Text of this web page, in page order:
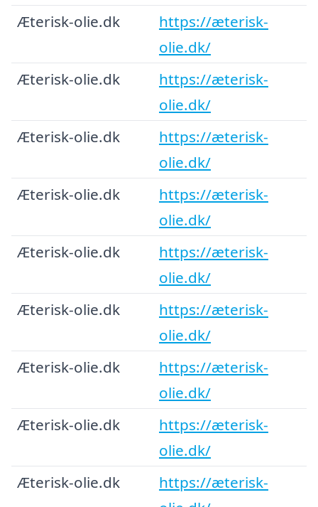
Æterisk-olie.dk
https://æterisk-
olie.dk/
Æterisk-olie.dk
https://æterisk-
olie.dk/
Æterisk-olie.dk
https://æterisk-
olie.dk/
Æterisk-olie.dk
https://æterisk-
olie.dk/
Æterisk-olie.dk
https://æterisk-
olie.dk/
Æterisk-olie.dk
https://æterisk-
olie.dk/
Æterisk-olie.dk
https://æterisk-
olie.dk/
Æterisk-olie.dk
https://æterisk-
olie.dk/
Æterisk-olie.dk
https://æterisk-